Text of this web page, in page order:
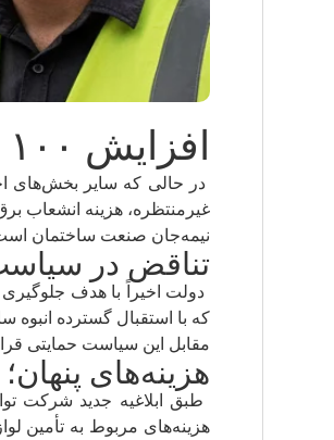
افزایش ۱۰۰ درصدی هزینه انشعاب برق در میانه رکود!
در حالی که سایر بخش‌های
نیمه‌جان صنعت ساختمان
تناقض در
که با استقبال گسترده
مقابل این سیاست حمایتی
هزینه‌های
هزینه‌های مربوط به تأمین